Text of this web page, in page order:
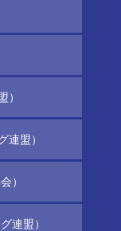
）
連盟）
）
連盟）